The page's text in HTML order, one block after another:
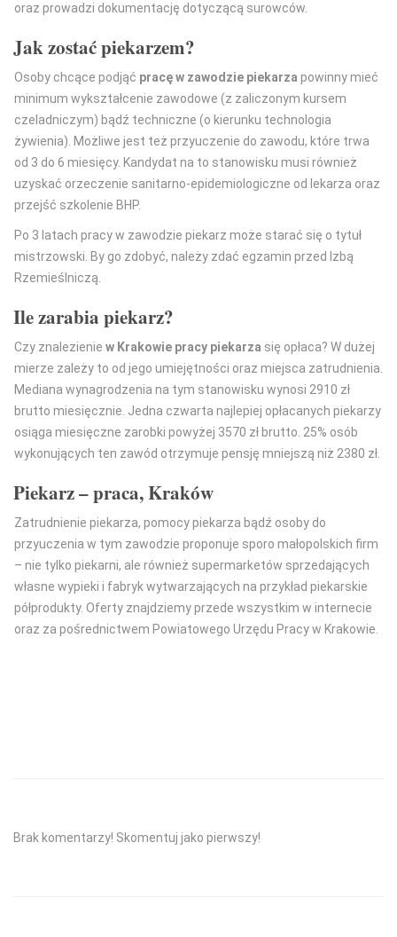
oraz prowadzi dokumentację dotyczącą surowców.
Jak zostać piekarzem?
Osoby chcące podjąć pracę w zawodzie piekarza powinny mieć
minimum wykształcenie zawodowe (z zaliczonym kursem
czeladniczym) bądź techniczne (o kierunku technologia
żywienia). Możliwe jest też przyuczenie do zawodu, które trwa
od 3 do 6 miesięcy. Kandydat na to stanowisku musi również
uzyskać orzeczenie sanitarno-epidemiologiczne od lekarza oraz
przejść szkolenie BHP.
Po 3 latach pracy w zawodzie piekarz może starać się o tytuł
mistrzowski. By go zdobyć, należy zdać egzamin przed Izbą
Rzemieślniczą.
Ile zarabia piekarz?
Czy znalezienie w Krakowie pracy piekarza się opłaca? W dużej
mierze zależy to od jego umiejętności oraz miejsca zatrudnienia.
Mediana wynagrodzenia na tym stanowisku wynosi 2910 zł
brutto miesięcznie. Jedna czwarta najlepiej opłacanych piekarzy
osiąga miesięczne zarobki powyżej 3570 zł brutto. 25% osób
wykonujących ten zawód otrzymuje pensję mniejszą niż 2380 zł.
Piekarz – praca, Kraków
Zatrudnienie piekarza, pomocy piekarza bądź osoby do
przyuczenia w tym zawodzie proponuje sporo małopolskich firm
– nie tylko piekarni, ale również supermarketów sprzedających
własne wypieki i fabryk wytwarzających na przykład piekarskie
półprodukty. Oferty znajdziemy przede wszystkim w internecie
oraz za pośrednictwem Powiatowego Urzędu Pracy w Krakowie.
Brak komentarzy! Skomentuj jako pierwszy!